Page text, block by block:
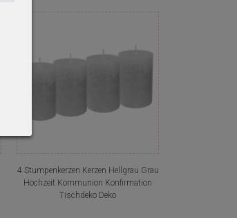
4 Stumpenkerzen Kerzen Hellgrau Grau
Hochzeit Kommunion Konfirmation
Tischdeko Deko